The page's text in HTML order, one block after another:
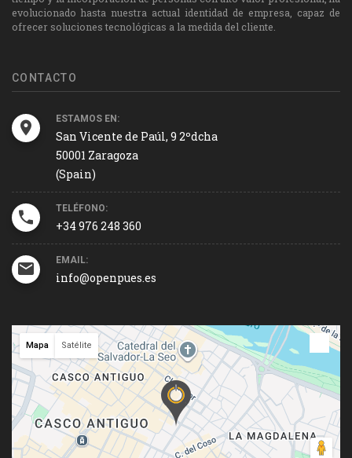
evolucionado hasta nuestra actual identidad de empresa, capaz de
ofrecer soluciones tecnológicas a la medida del cliente.
CONTACTO
ESTAMOS EN:
San Vicente de Paúl, 9 2ºdcha
50001 Zaragoza
(Spain)
TELÉFONO:
+34 976 248 360
EMAIL:
info@openpues.es
Mapa Satélite